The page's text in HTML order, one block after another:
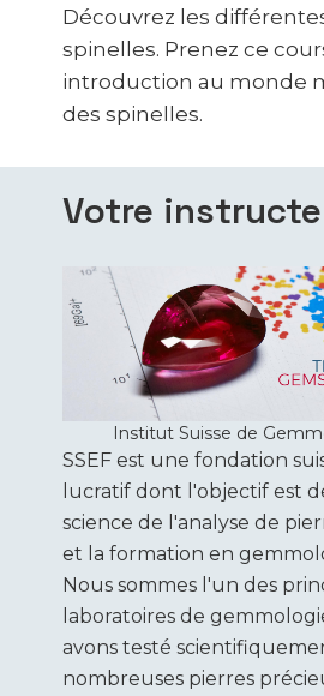
Découvrez les
spinelles. Prenez ce
introduction au monde
des spinelles.
Votre
Institut Suisse de
SSEF est une fondation
lucratif dont l'objectif est
science de l'analyse de
et la formation en
Nous sommes l'un des
laboratoires de
avons testé
nombreuses pierres